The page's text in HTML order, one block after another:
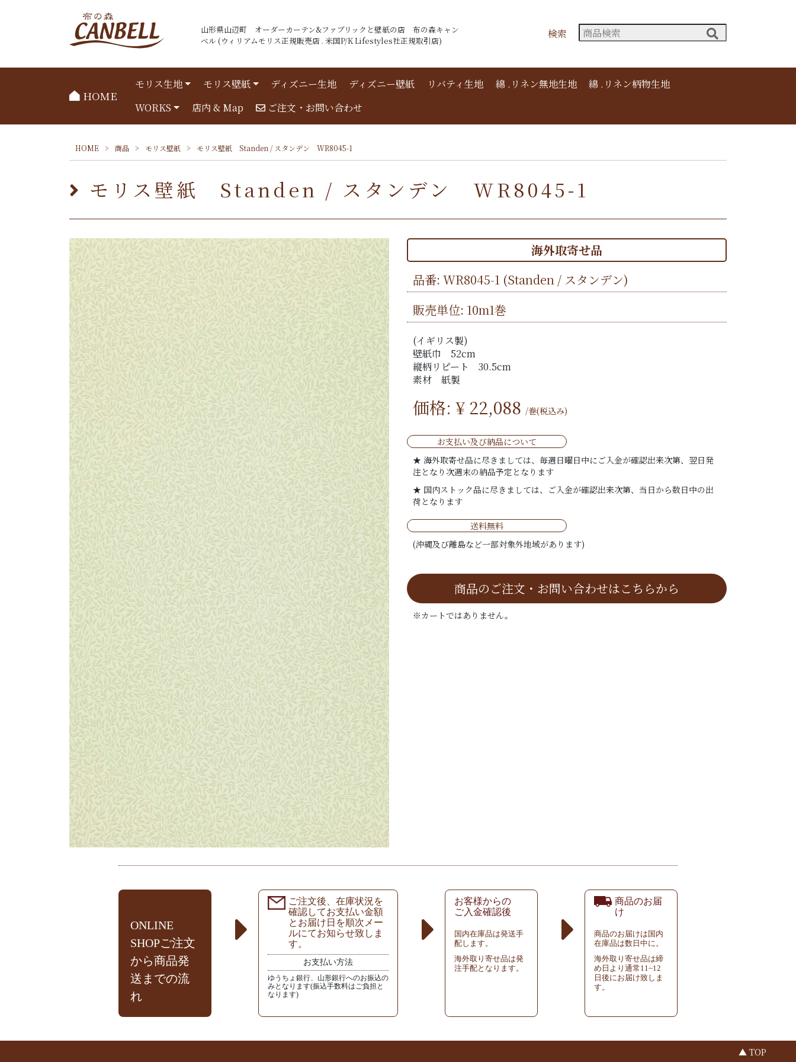
山形県山辺町 オーダーカーテン&ファブリックと壁紙の店 布の森キャン
ベル (ウィリアムモリス正規販売店 . 米国P/K Lifestyles社正規取引店)
検索
HOME
モリス生地 モリス壁紙 ディズニー生地 ディズニー壁紙 リバティ生地 綿 .リネン無地生地
綿 .リネン柄物生地
WORKS
店内 & Map ご注文・お問い合わせ
HOME > 商品 > モリス壁紙 > モリス壁紙 Standen / スタンデン WR8045-1
モリス壁紙 Standen / スタンデン WR8045-1
海外取寄せ品
品番: WR8045-1 (Standen / スタンデン)
販売単位: 10m1巻
(イギリス製)
壁紙巾 52cm
縦柄リピート 30.5cm
素材 紙製
価格: ¥ 22,088 /巻(税込み)
お支払い及び納品について
★ 海外取寄せ品に尽きましては、毎週日曜日中にご入金が確認出来次第、翌日発
注となり次週末の納品予定となります
★ 国内ストック品に尽きましては、ご入金が確認出来次第、当日から数日中の出
荷となります
送料無料
(沖縄及び離島など一部対象外地域があります)
商品のご注文・お問い合わせはこちらから
※カートではありません。
ONLINE
SHOPご注文
から商品発
送までの流
れ
ご注文後、在庫状況を
確認してお支払い金額
とお届け日を順次メー
ルにてお知らせ致しま
す。
お支払い方法
ゆうちょ銀行、山形銀行へのお振込の
みとなります(振込手数料はご負担と
なります)
お客様からの
ご入金確認後
国内在庫品は発送手
配します。
海外取り寄せ品は発
注手配となります。
商品のお届
け
商品のお届けは国内
在庫品は数日中に。
海外取り寄せ品は締
め日より通常11~12
日後にお届け致しま
す。
▲ TOP